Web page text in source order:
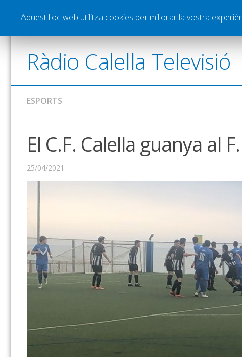
Notícies Esports Pòdcasts Vídeos Graella
Ràdio Calella Televisió
ESPORTS
El C.F. Calella guanya al
25/04/2021
Aquest lloc web utilitza cookies per millorar la vostra